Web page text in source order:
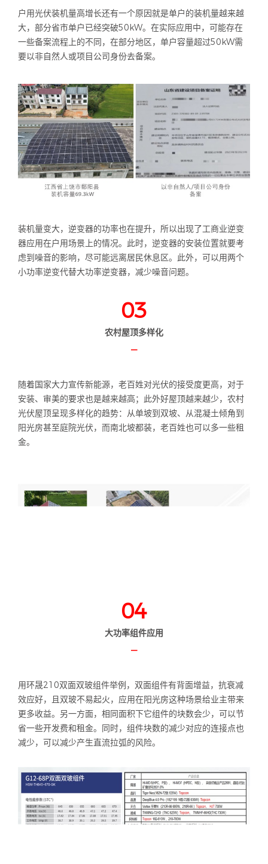
户用光伏装机量高增长还有一个原因就是单户的装机量越来越
大，部分省市单户已经突破50kW。在实际应用中，可能存在
一些备案流程上的不同，在部分地区，单户容量超过50kW需
要以非自然人或项目公司身份去备案。
装机量变大，逆变器的功率也在提升，所以出现了工商业逆变
器应用在户用场景上的情况。此时，逆变器的安装位置就要考
虑到噪音的影响，尽可能远离居民休息区。此外，可以用两个
小功率逆变代替大功率逆变器，减少噪音问题。
03
农村屋顶多样化
—
随着国家大力宣传新能源，老百姓对光伏的接受度更高，对于
安装、审美的要求也是越来越高；此外好屋顶越来越少，农村
光伏屋顶呈现多样化的趋势：从单坡到双坡、从混凝土倾角到
阳光房甚至庭院光伏，而南北坡都装，老百姓也可以多一些租
金。
04
大功率组件应用
—
用环晟210双面双玻组件举例，双面组件有背面增益，抗衰减
效应好，且双玻不易起火，应用在阳光房这种场景给业主带来
更多收益。另一方面，相同面积下它组件的块数会少，可以节
省一些开发费和租金。同时，组件块数的减少对应的连接点也
减少，可以减少产生直流拉弧的风险。